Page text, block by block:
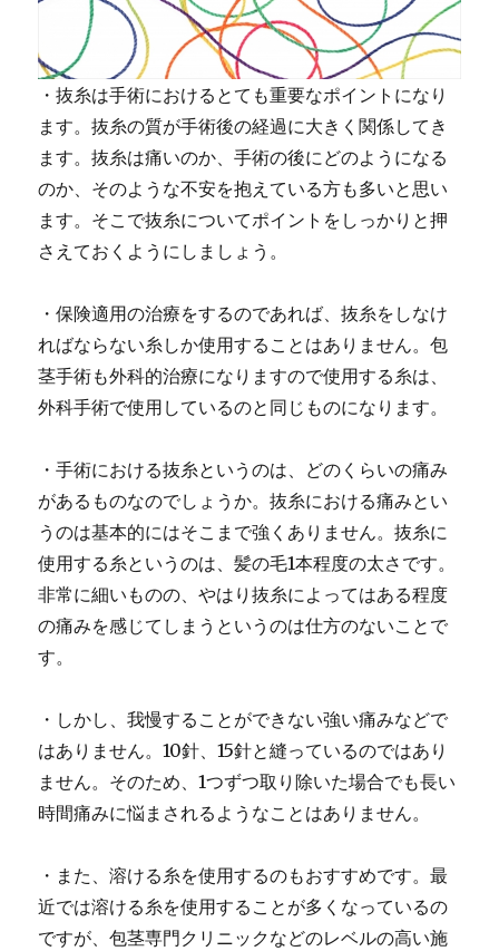
・抜糸は手術におけるとても重要なポイントになり
ます。抜糸の質が手術後の経過に大きく関係してき
ます。抜糸は痛いのか、手術の後にどのようになる
のか、そのような不安を抱えている方も多いと思い
ます。そこで抜糸についてポイントをしっかりと押
さえておくようにしましょう。
・保険適用の治療をするのであれば、抜糸をしなけ
ればならない糸しか使用することはありません。包
茎手術も外科的治療になりますので使用する糸は、
外科手術で使用しているのと同じものになります。
・手術における抜糸というのは、どのくらいの痛み
があるものなのでしょうか。抜糸における痛みとい
うのは基本的にはそこまで強くありません。抜糸に
使用する糸というのは、髪の毛1本程度の太さです。
非常に細いものの、やはり抜糸によってはある程度
の痛みを感じてしまうというのは仕方のないことで
す。
・しかし、我慢することができない強い痛みなどで
はありません。10針、15針と縫っているのではあり
ません。そのため、1つずつ取り除いた場合でも長い
時間痛みに悩まされるようなことはありません。
・また、溶ける糸を使用するのもおすすめです。最
近では溶ける糸を使用することが多くなっているの
ですが、包茎専門クリニックなどのレベルの高い施